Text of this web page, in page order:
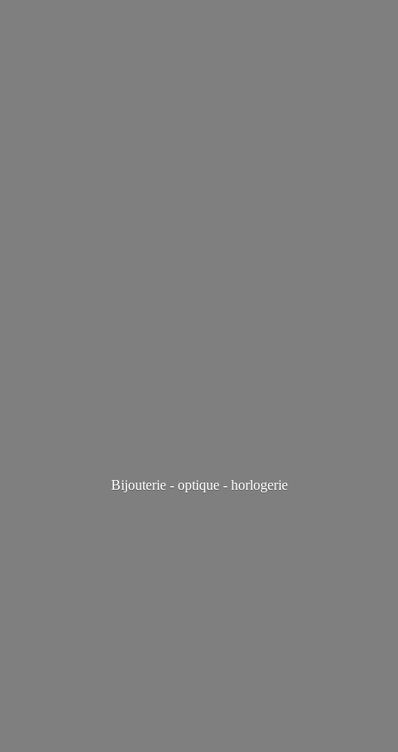
Bijouterie - optique - horlogerie